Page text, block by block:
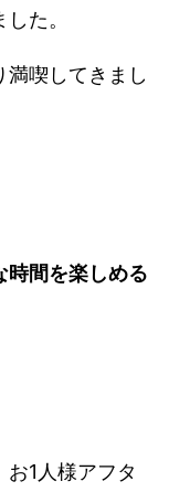
た。
満喫してきまし
時間を楽しめる
1人様アフタ